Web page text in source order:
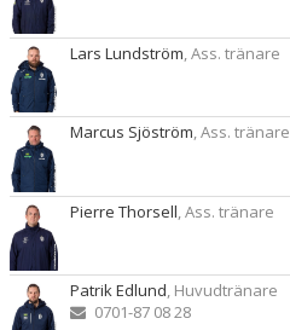
Lars Lundström, Ass. tränare
Marcus Sjöström, Ass. tränare
Pierre Thorsell , Ass. tränare
Patrik Edlund, Huvudtränare
0701-87 08 28